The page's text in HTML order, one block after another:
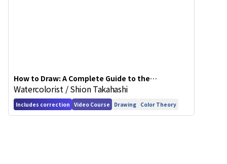
How to Draw: A Complete Guide to the
Fundamentals of Improving Your Art
Watercolorist / Shion Takahashi
Includes correction Video Course Drawing Color Theory